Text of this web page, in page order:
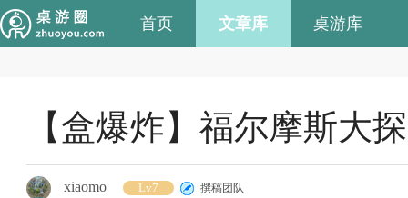
首页 文章库 桌游库
【盒爆炸】福尔摩斯大
xiaomo Lv7 撰稿团队